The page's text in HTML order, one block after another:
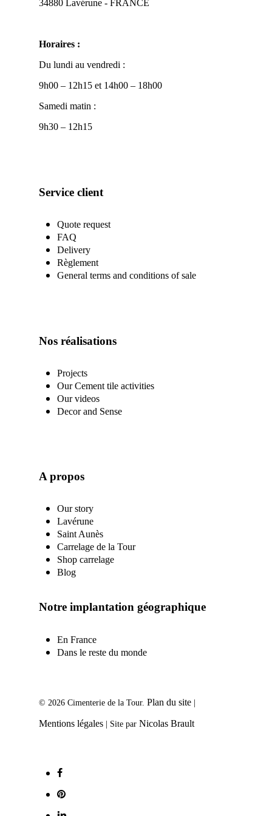
34880 Lavérune - FRANCE
Horaires :
Du lundi au vendredi :
9h00 – 12h15 et 14h00 – 18h00
Samedi matin :
9h30 – 12h15
Service client
Quote request
FAQ
Delivery
Règlement
General terms and conditions of sale
Nos réalisations
Projects
Our Cement tile activities
Our videos
Decor and Sense
A propos
Our story
Lavérune
Saint Aunès
Carrelage de la Tour
Shop carrelage
Blog
Notre implantation géographique
En France
Dans le reste du monde
© 2026 Cimenterie de la Tour. Plan du site |
Mentions légales | Site par Nicolas Brault
facebook
pinterest